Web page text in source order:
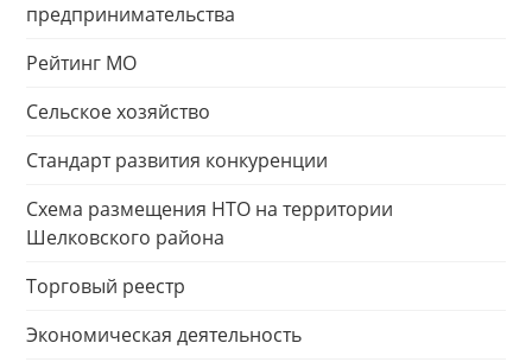
предпринимательства
Рейтинг МО
Сельское хозяйство
Стандарт развития конкуренции
Схема размещения НТО на территории
Шелковского района
Торговый реестр
Экономическая деятельность